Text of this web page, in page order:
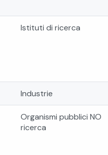
Istituti di ricerca
Industrie
Organismi pubblici NO
ricerca